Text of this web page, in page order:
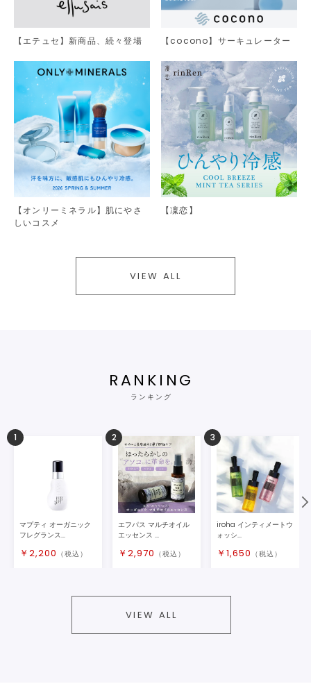
【エテュセ】新商品、続々登場 【cocono】サーキュレーター
【オンリーミネラル】肌にやさ
しいコスメ
【凜恋】
VIEW ALL
RANKING
ランキング
1
マプティ オーガニック
フレグランス...
￥ 2,200 （税込）
2
エフパス マルチオイル
エッセンス ...
￥ 2,970 （税込）
3
iroha インティメートウ
ォッシ...
￥ 1,650 （税込）
VIEW ALL